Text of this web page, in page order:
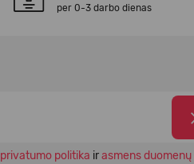
per 0-3 darbo dienas
privatumo politika irasmens duomenų